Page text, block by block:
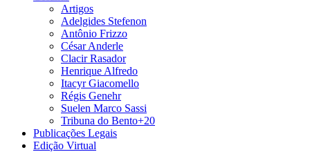
Artigos
Adelgides Stefenon
Antônio Frizzo
César Anderle
Clacir Rasador
Henrique Alfredo
Itacyr Giacomello
Régis Genehr
Suelen Marco Sassi
Tribuna do Bento+20
Publicações Legais
Edição Virtual